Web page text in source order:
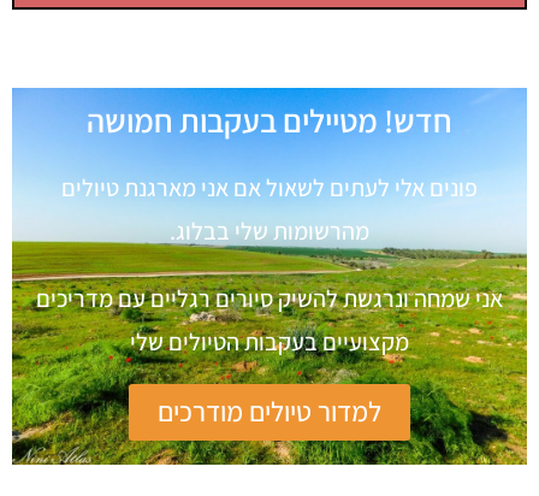
חדש! מטיילים בעקבות חמושה
פונים אלי לעתים לשאול אם אני מארגנת טיולים
מהרשומות שלי בבלוג.
אני שמחה ונרגשת להשיק סיורים רגליים עם מדריכים
מקצועיים בעקבות הטיולים שלי
למדור טיולים מודרכים